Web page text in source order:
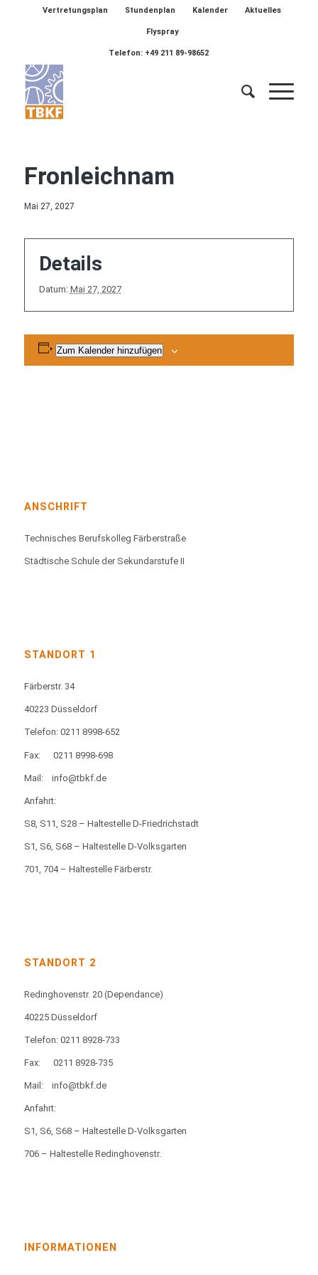
Vertretungsplan Stundenplan Kalender Aktuelles
Flyspray
Telefon: +49 211 89-98652
Fronleichnam
Mai 27, 2027
Details
Datum: Mai 27, 2027
Zum Kalender hinzufügen
ANSCHRIFT
Technisches Berufskolleg Färberstraße
Städtische Schule der Sekundarstufe II
STANDORT 1
Färberstr. 34
40223 Düsseldorf
Telefon: 0211 8998-652
Fax: 0211 8998-698
Mail: info@tbkf.de
Anfahrt:
S8, S11, S28 – Haltestelle D-Friedrichstadt
S1, S6, S68 – Haltestelle D-Volksgarten
701, 704 – Haltestelle Färberstr.
STANDORT 2
Redinghovenstr. 20 (Dependance)
40225 Düsseldorf
Telefon: 0211 8928-733
Fax: 0211 8928-735
Mail: info@tbkf.de
Anfahrt:
S1, S6, S68 – Haltestelle D-Volksgarten
706 – Haltestelle Redinghovenstr.
INFORMATIONEN